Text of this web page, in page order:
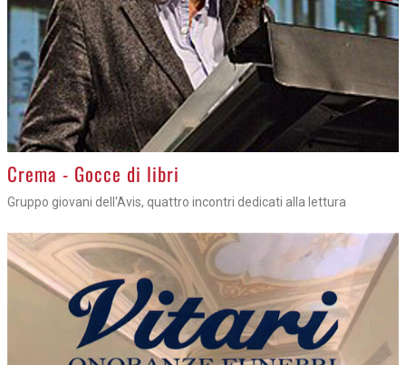
Crema - Gocce di libri
Gruppo giovani dell'Avis, quattro incontri dedicati alla lettura